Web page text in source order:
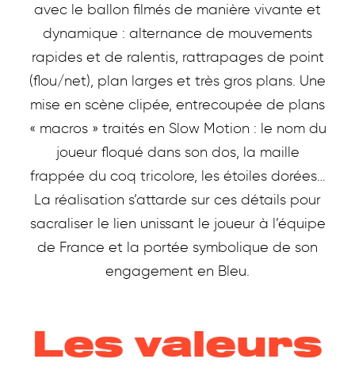
avec le ballon filmés de manière vivante et
dynamique : alternance de mouvements
rapides et de ralentis, rattrapages de point
(flou/net), plan larges et très gros plans. Une
mise en scène clipée, entrecoupée de plans
« macros » traités en Slow Motion : le nom du
joueur floqué dans son dos, la maille
frappée du coq tricolore, les étoiles dorées…
La réalisation s’attarde sur ces détails pour
sacraliser le lien unissant le joueur à l’équipe
de France et la portée symbolique de son
engagement en Bleu.
Les valeurs